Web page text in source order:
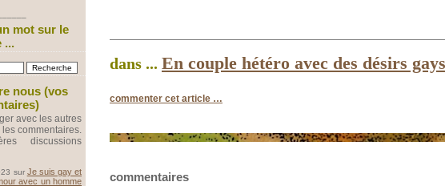
mot sur le
...
nous (vos
avec les autres
commentaires.
discussions
sur Je suis gay et
avec un homme
dans ... En couple hétéro avec des désirs gays
commenter cet article …
commentaires